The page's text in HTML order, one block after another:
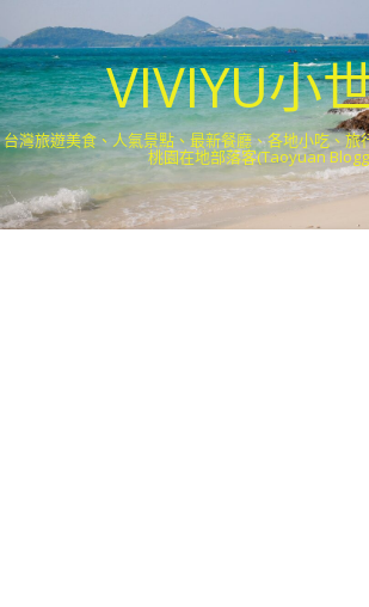
VIVIYU小
台灣旅遊美食、人氣景點、最新餐廳、各地小吃、旅
桃園在地部落客(Taoyuan